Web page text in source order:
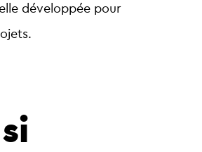
développée pour